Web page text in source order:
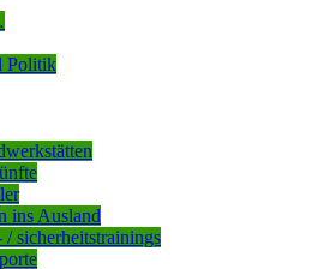
Politik
ins Ausland
sicherheitstrainings